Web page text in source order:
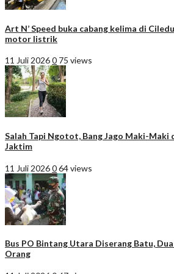
Art N’ Speed buka cabang kelima di
motor listrik
11 Juli 20260 75 views
Salah Tapi Ngotot, Bang Jago Maki-Maki
Jaktim
11 Juli 2026064 views
Bus PO Bintang Utara Diserang Batu,
Orang